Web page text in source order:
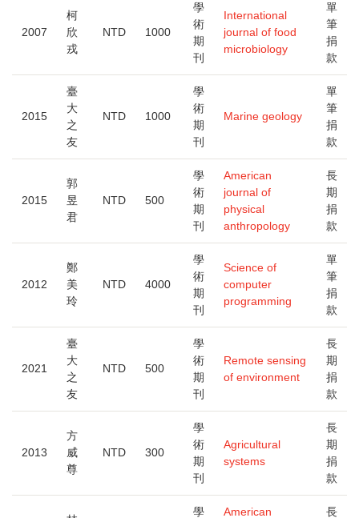
2007
柯
欣
戎
NTD 1000
學
術
期
刊
International
journal of food
microbiology
單
筆
捐
款
2015
臺
大
之
友
NTD 1000
學
術
期
刊
Marine geology
單
筆
捐
款
2015
郭
昱
君
NTD 500
學
術
期
刊
American
journal of
physical
anthropology
長
期
捐
款
2012
鄭
美
玲
NTD 4000
學
術
期
刊
Science of
computer
programming
單
筆
捐
款
2021
臺
大
之
友
NTD 500
學
術
期
刊
Remote sensing
of environment
長
期
捐
款
2013
方
威
尊
NTD 300
學
術
期
刊
Agricultural
systems
長
期
捐
款
學
American
長